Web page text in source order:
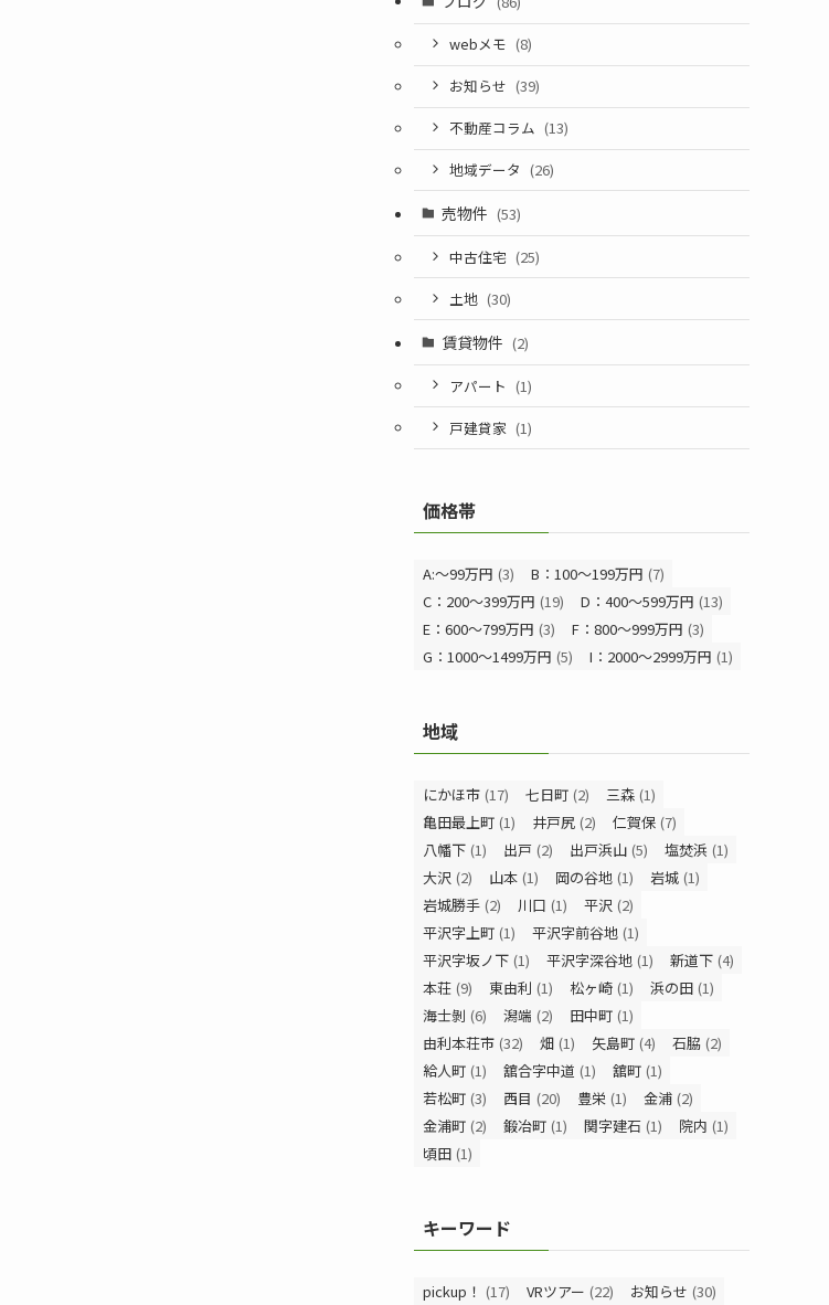
webメモ (8)
お知らせ (39)
不動産コラム (13)
地域データ (26)
売物件 (53)
中古住宅 (25)
土地 (30)
賃貸物件 (2)
アパート (1)
戸建貸家 (1)
価格帯
A:～99万円 (3) B：100～199万円 (7)
C：200～399万円 (19) D：400～599万円 (13)
E：600～799万円 (3) F：800～999万円 (3)
G：1000～1499万円 (5) I：2000～2999万円 (1)
地域
にかほ市 (17) 七日町 (2) 三森 (1)
亀田最上町 (1) 井戸尻 (2) 仁賀保 (7)
八幡下 (1) 出戸 (2) 出戸浜山 (5) 塩焚浜 (1)
大沢 (2) 山本 (1) 岡の谷地 (1) 岩城 (1)
岩城勝手 (2) 川口 (1) 平沢 (2)
平沢字上町 (1) 平沢字前谷地 (1)
平沢字坂ノ下 (1) 平沢字深谷地 (1) 新道下 (4)
本荘 (9) 東由利 (1) 松ヶ崎 (1) 浜の田 (1)
海士剝 (6) 潟端 (2) 田中町 (1)
由利本荘市 (32) 畑 (1) 矢島町 (4) 石脇 (2)
給人町 (1) 舘合字中道 (1) 舘町 (1)
若松町 (3) 西目 (20) 豊栄 (1) 金浦 (2)
金浦町 (2) 鍛冶町 (1) 関字建石 (1) 院内 (1)
頃田 (1)
キーワード
pickup！ (17) VRツアー (22) お知らせ (30)